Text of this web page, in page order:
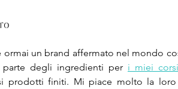
un brand affermato nel mondo
degli ingredienti per i miei
prodotti finiti. Mi piace molto la loro